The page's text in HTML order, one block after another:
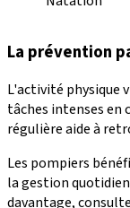
La prévention
L'activité physique
tâches intenses en
régulière aide à
Les pompiers
la gestion
davantage,